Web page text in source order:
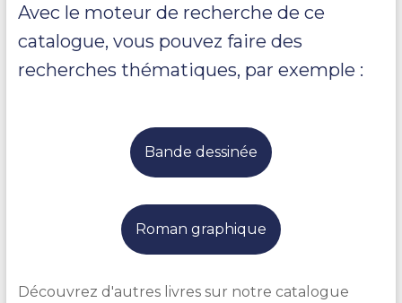
Avec le moteur de recherche de ce
catalogue, vous pouvez faire des
recherches thématiques, par exemple :
Bande dessinée
Roman graphique
Découvrez d'autres livres sur notre catalogue